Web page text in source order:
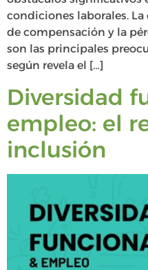
condiciones laborales.
de compensación y la
son las principales
según revela el […]
Diversidad
empleo: el
inclusión